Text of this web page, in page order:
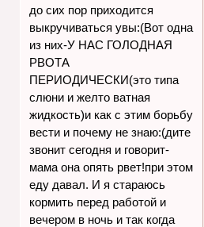
до сих пор приходится
выкручиваться увы:(Вот одна
из них-У НАС ГОЛОДНАЯ
РВОТА
ПЕРИОДИЧЕСКИ(это типа
слюни и желто ватная
жидкость)и как с этим борьбу
вести и почему не знаю:(дите
звонит сегодня и говорит-
мама она опять рвет!при этом
еду давал. И я стараюсь
кормить перед работой и
вечером в ночь и так когда